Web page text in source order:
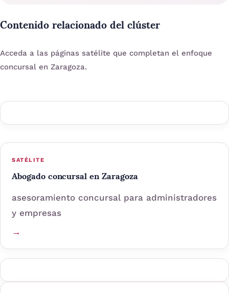
Contenido relacionado del clúster
Acceda a las páginas satélite que completan el enfoque
concursal en Zaragoza.
SATÉLITE
Abogado concursal en Zaragoza
asesoramiento concursal para administradores
y empresas
→